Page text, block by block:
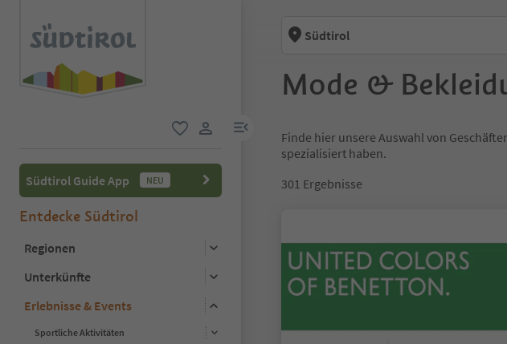
menu link
Südtirol Guide App NEU
Entdecke Südtirol
Regionen
Unterkünfte
Erlebnisse & Events
Sportliche Aktivitäten
Südtirol
Mode &
Finde hier unsere Auswahl von
spezialisiert haben.
301 Ergebnisse